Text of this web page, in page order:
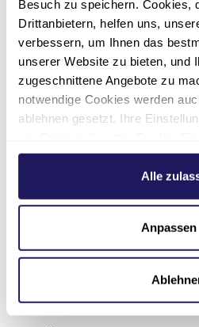
Besuch zu speichern. Cookies,
Drittanbietern, helfen uns,
verbessern, um Ihnen das
unserer Website zu bieten, und
zugeschnittene Angebote zu
notwendige Cookies werden
ablehnen gesetzt. Ihre
Weitere Informationen hierzu
.Alle
Anpassen
Das Evangelische
interdisziplinäres Zentrum
Medizin und steht für
fachübergreifende
spezialisierte Fachklinik
Herzzentrum die Kliniken
Gefäßchirurgie,
Herzerkrankungen. Mit
Herztransplantationen
alle modernen Diagnose-
Medizin ein. Die im Jahre
verfügt über 128 Betten
320 Mitarbeiter*innen.